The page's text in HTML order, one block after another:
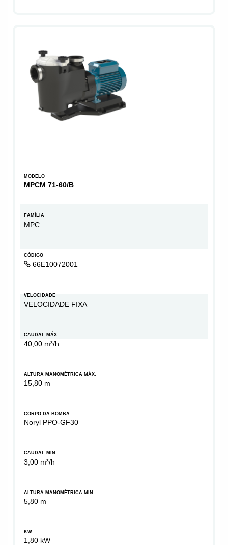
MODELO
MPCM 71-60/B
FAMÍLIA
MPC
CÓDIGO
66E10072001
VELOCIDADE
VELOCIDADE FIXA
CAUDAL MÁX.
40,00 m³/h
ALTURA MANOMÉTRICA MÁX.
15,80 m
CORPO DA BOMBA
Noryl PPO-GF30
CAUDAL MIN.
3,00 m³/h
ALTURA MANOMÉTRICA MIN.
5,80 m
KW
1,80 kW